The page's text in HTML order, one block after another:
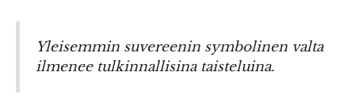
Yleisemmin suvereenin symbolinen valta
ilmenee tulkinnallisina taisteluina.